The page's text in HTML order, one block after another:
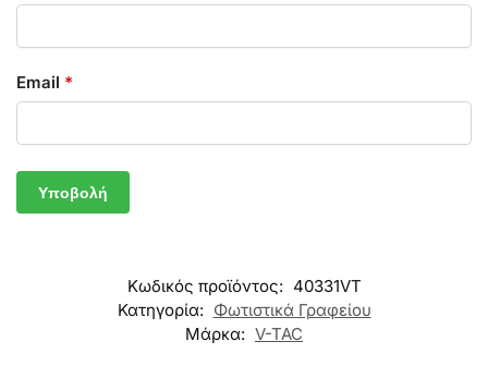
Email *
Κωδικός προϊόντος: 40331VT
Κατηγορία: Φωτιστικά Γραφείου
Μάρκα: V-TAC